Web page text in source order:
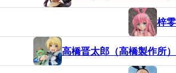
梓零
高橋晋太郎（高橋製作所）